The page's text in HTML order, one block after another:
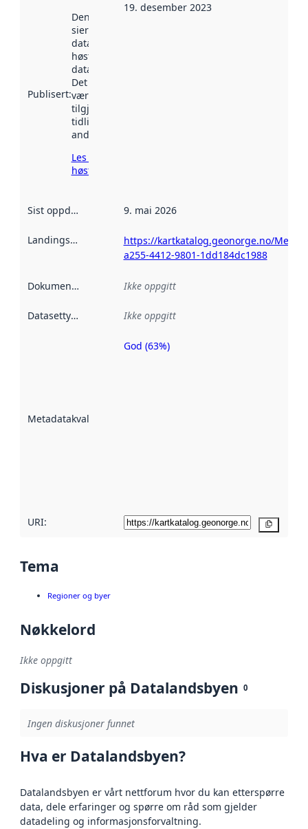
Publisert:
Denne datoen
sier når
datasettet ble
høstet av
data.norge.no.
Det kan ha
vært
tilgjengelig
tidligere
andre steder.
Les mer om
høsting her
19. desember 2023
Sist oppdatert 9. mai 2026
Landingsside
https://kartkatalog.geonorge.no/
a255-4412-9801-1dd184dc1988
Dokumentasjon Ikke oppgitt
Datasettype Ikke oppgitt
Metadatakvalitet
Metadatakvalitet
God (63%)
URI:
Tema
Regioner og byer
Nøkkelord
Ikke oppgitt
Diskusjoner på Datalandsbyen 0
Ingen diskusjoner funnet
Hva er Datalandsbyen?
Datalandsbyen er vårt nettforum hvor du kan etterspørre
data, dele erfaringer og spørre om råd som gjelder
datadeling og informasjonsforvaltning.